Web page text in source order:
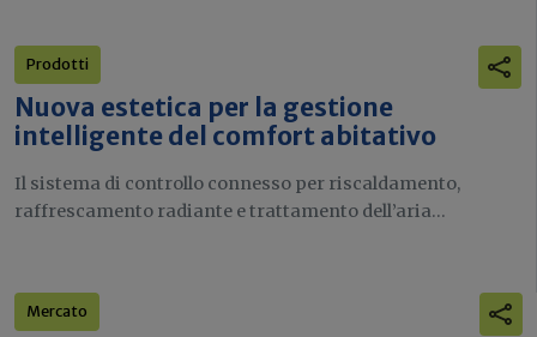
Prodotti
Nuova estetica per la gestione
intelligente del comfort abitativo
Il sistema di controllo connesso per riscaldamento,
raffrescamento radiante e trattamento dell’aria...
Mercato